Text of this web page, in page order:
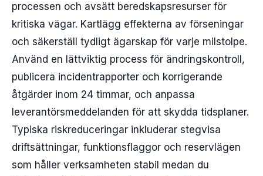
processen och avsätt beredskapsresurser för
kritiska vägar. Kartlägg effekterna av förseningar
och säkerställ tydligt ägarskap för varje milstolpe.
Använd en lättviktig process för ändringskontroll,
publicera incidentrapporter och korrigerande
åtgärder inom 24 timmar, och anpassa
leverantörsmeddelanden för att skydda tidsplaner.
Typiska riskreduceringar inkluderar stegvisa
driftsättningar, funktionsflaggor och reservlägen
som håller verksamheten stabil medan du